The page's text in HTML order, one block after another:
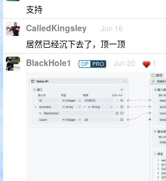
支持
CalledKingsley Jun 16
居然已经沉下去了，顶一顶
BlackHole1 OP PRO Jun 20 1